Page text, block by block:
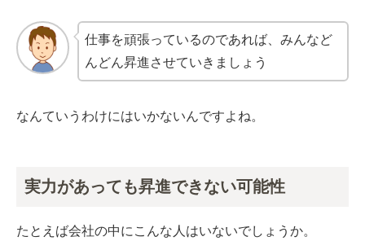
仕事を頑張っているのであれば、みんなど
んどん昇進させていきましょう
なんていうわけにはいかないんですよね。
実力があっても昇進できない可能性
たとえば会社の中にこんな人はいないでしょうか。